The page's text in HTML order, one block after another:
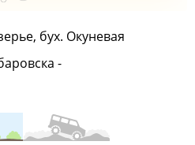
бух. Окуневая
-